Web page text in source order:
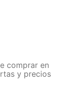
comprar en
y precios